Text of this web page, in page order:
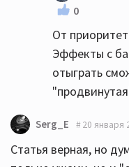
0
От
Эффекты с
отыграть
Serg_E 20 января
Статья верная, но